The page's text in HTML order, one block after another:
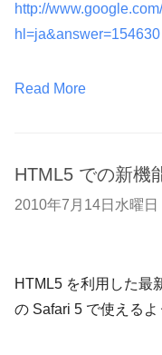
http://
hl=ja&answer=154630
Read More
HTML5 での新機
2010年7月14日水曜日
HTML5 を利用した最
の Safari 5 で使えるよ